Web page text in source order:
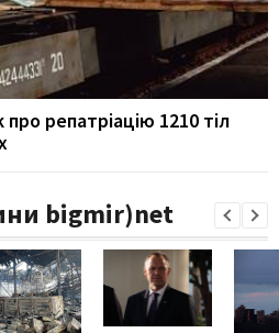
репатріацію 1210 тіл
bigmir)net